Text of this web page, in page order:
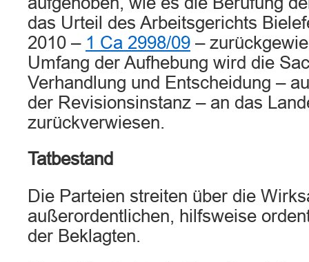
das Urteil des Arbeitsgerichts
2010 – 1 Ca 2998/09 –
Umfang der Aufhebung wird die
Verhandlung und Entscheidung –
der Revisionsinstanz – an das
zurückverwiesen.
Tatbestand
Die Parteien streiten über die
außerordentlichen, hilfsweise
der Beklagten.